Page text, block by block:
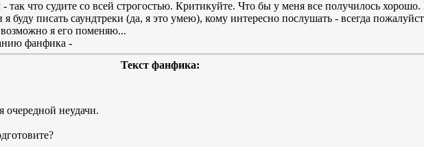
что судите со всей строгостью. Критикуйте. Что бы у меня все получилось
буду писать саундтреки (да, я это умею), кому интересно послушать - всегда
возможно я его поменяю...
фанфика -
Текст фанфика:
очередной неудачи.